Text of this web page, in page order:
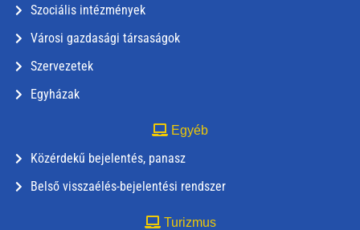
Szociális intézmények
Városi gazdasági társaságok
Szervezetek
Egyházak
Egyéb
Közérdekű bejelentés, panasz
Belső visszaélés-bejelentési rendszer
Turizmus